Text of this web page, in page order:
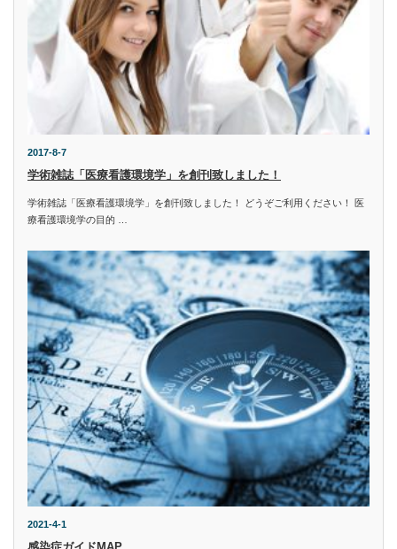
2017-8-7
学術雑誌「医療看護環境学」を創刊致しました！
学術雑誌「医療看護環境学」を創刊致しました！ どうぞご利用ください！ 医
療看護環境学の目的 …
2021-4-1